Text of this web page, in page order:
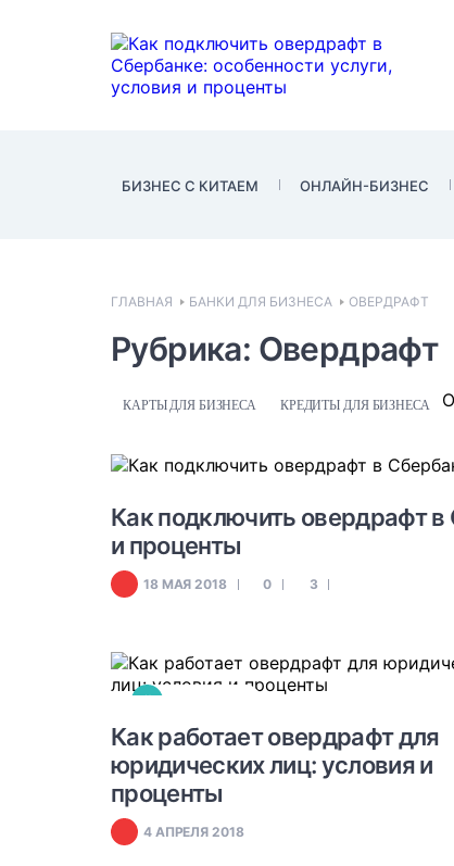
БИЗНЕС С КИТАЕМ ОНЛАЙН-БИЗНЕС
ГЛАВНАЯ БАНКИ ДЛЯ БИЗНЕСА ОВЕРДРАФТ
Рубрика: Овердрафт
КАРТЫ ДЛЯ БИЗНЕСА КРЕДИТЫ ДЛЯ БИЗНЕСА
Как подключить овердрафт в
и проценты
18 МАЯ 2018 0 3
#
Как работает овердрафт для
юридических лиц: условия и
проценты
4 АПРЕЛЯ 2018